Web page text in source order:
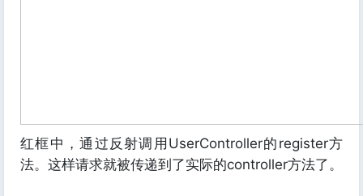
红框中，通过反射调用UserController的register方
法。这样请求就被传递到了实际的controller方法了。